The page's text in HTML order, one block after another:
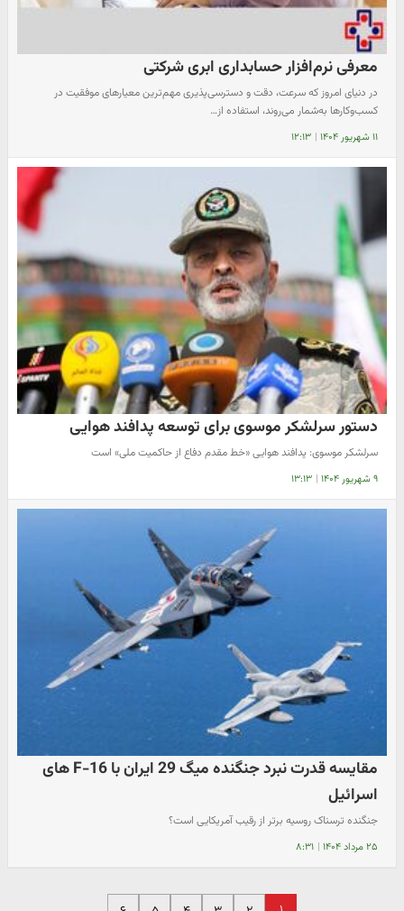
معرفی نرم‌افزار حسابداری ابری شرکتی
در دنیای امروز که سرعت، دقت و دسترسی‌پذیری مهم‌ترین معیارهای موفقیت در
کسب‌وکارها به‌شمار می‌روند، استفاده از…
۱۱ شهریور ۱۴۰۴ | ۱۲:۱۳
دستور سرلشکر موسوی برای توسعه پدافند هوایی
سرلشکر موسوی: پدافند هوایی «خط مقدم دفاع از حاکمیت ملی» است
۹ شهریور ۱۴۰۴ | ۱۳:۱۳
مقایسه قدرت نبرد جنگنده میگ 29 ایران با F-16 های
اسرائیل
جنگنده ترسناک روسیه برتر از رقیب آمریکایی است؟
۲۵ مرداد ۱۴۰۴ | ۸:۳۱